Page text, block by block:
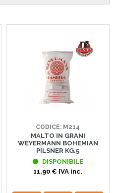
CODICE: M214
MALTO IN GRANI
WEYERMANN BOHEMIAN
PILSNER KG.5
DISPONIBILE
11,90 € IVA inc.